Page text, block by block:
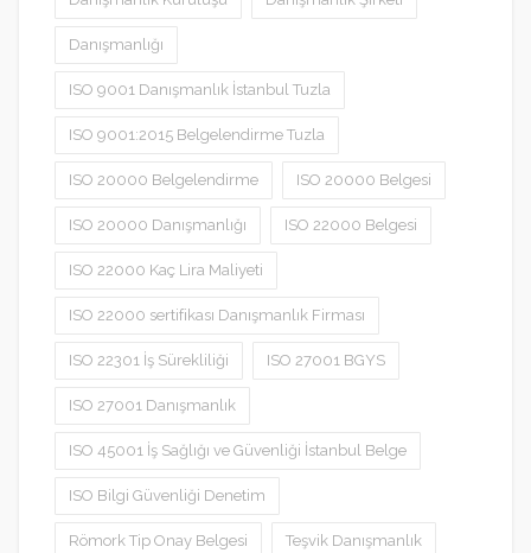
Danışmanlığı
ISO 9001 Danışmanlık İstanbul Tuzla
ISO 9001:2015 Belgelendirme Tuzla
ISO 20000 Belgelendirme ISO 20000 Belgesi
ISO 20000 Danışmanlığı ISO 22000 Belgesi
ISO 22000 Kaç Lira Maliyeti
ISO 22000 sertifikası Danışmanlık Firması
ISO 22301 İş Sürekliliği ISO 27001 BGYS
ISO 27001 Danışmanlık
ISO 45001 İş Sağlığı ve Güvenliği İstanbul Belge
ISO Bilgi Güvenliği Denetim
Römork Tip Onay Belgesi Teşvik Danışmanlık